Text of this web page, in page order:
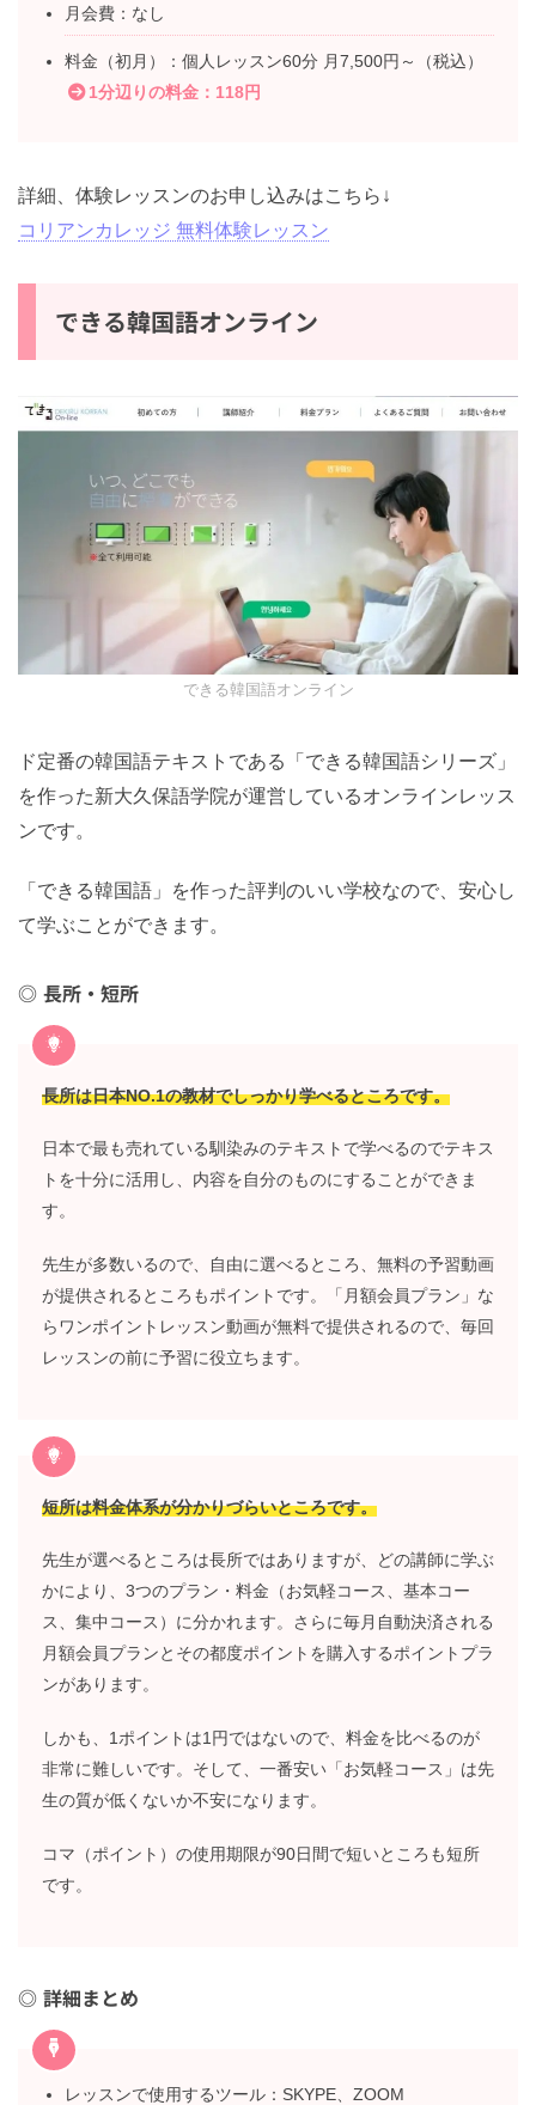
月会費：なし
料金（初月）：個人レッスン60分 月7,500円～（税込）
1分辺りの料金：118円
詳細、体験レッスンのお申し込みはこちら↓
コリアンカレッジ 無料体験レッスン
できる韓国語オンライン
できる韓国語オンライン
ド定番の韓国語テキストである「できる韓国語シリーズ」
を作った新大久保語学院が運営しているオンラインレッス
ンです。
「できる韓国語」を作った評判のいい学校なので、安心し
て学ぶことができます。
長所・短所
長所は日本NO.1の教材でしっかり学べるところです。
日本で最も売れている馴染みのテキストで学べるのでテキス
トを十分に活用し、内容を自分のものにすることができま
す。
先生が多数いるので、自由に選べるところ、無料の予習動画
が提供されるところもポイントです。「月額会員プラン」な
らワンポイントレッスン動画が無料で提供されるので、毎回
レッスンの前に予習に役立ちます。
短所は料金体系が分かりづらいところです。
先生が選べるところは長所ではありますが、どの講師に学ぶ
かにより、3つのプラン・料金（お気軽コース、基本コー
ス、集中コース）に分かれます。さらに毎月自動決済される
月額会員プランとその都度ポイントを購入するポイントプラ
ンがあります。
しかも、1ポイントは1円ではないので、料金を比べるのが
非常に難しいです。そして、一番安い「お気軽コース」は先
生の質が低くないか不安になります。
コマ（ポイント）の使用期限が90日間で短いところも短所
です。
詳細まとめ
レッスンで使用するツール：SKYPE、ZOOM